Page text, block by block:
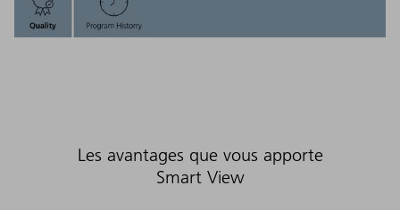
Les avantages que vous apporte
Smart View